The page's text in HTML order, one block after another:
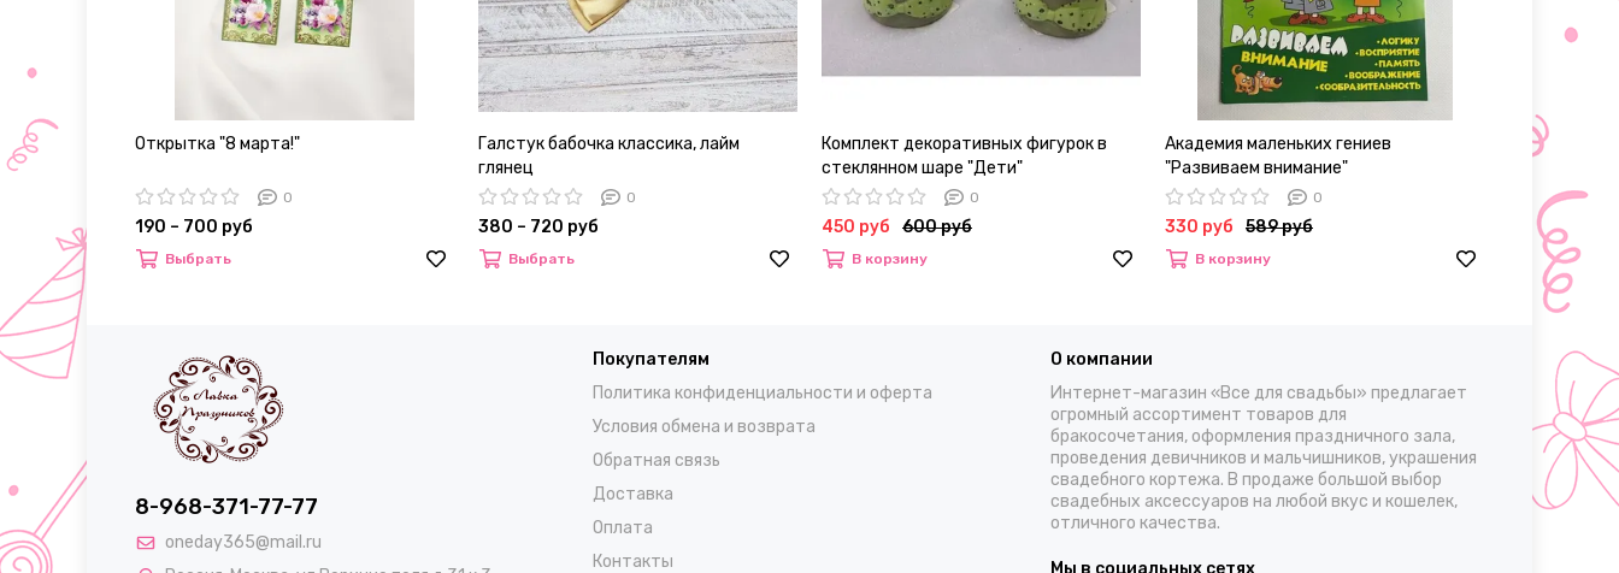
Открытка "8 марта!"
0
190 – 700 руб
Выбрать
Галстук бабочка классика, лайм
глянец
0
380 – 720 руб
Выбрать
Комплект декоративных фигурок в
стеклянном шаре "Дети"
0
450 руб 600 руб
В корзину
Академия маленьких гениев
"Развиваем внимание"
0
330 руб 589 руб
В корзину
Колготки
700 – 980
Выбрать
8-968-371-77-77
oneday365@mail.ru
Покупателям
Политика конфиденциальности и оферта
Условия обмена и возврата
Обратная связь
Доставка
Оплата
Контакты
О компании
Интернет-магазин «Все для свадьбы» предлагает
огромный ассортимент товаров для
бракосочетания, оформления праздничного зала,
проведения девичников и мальчишников, украшения
свадебного кортежа. В продаже большой выбор
свадебных аксессуаров на любой вкус и кошелек,
отличного качества.